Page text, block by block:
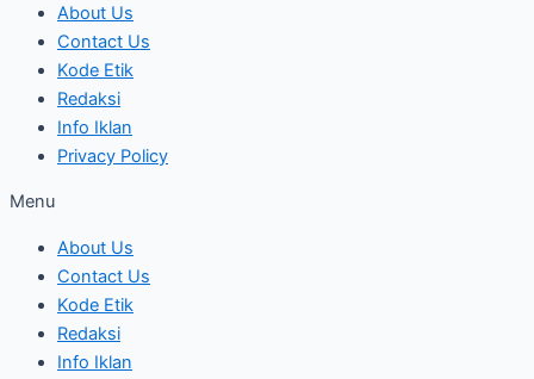
About Us
Contact Us
Kode Etik
Redaksi
Info Iklan
Privacy Policy
Menu
About Us
Contact Us
Kode Etik
Redaksi
Info Iklan